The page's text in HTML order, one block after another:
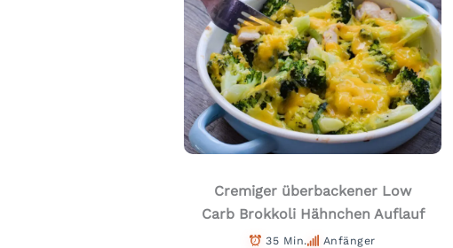
Cremiger überbackener Low
Carb Brokkoli Hähnchen Auflauf
35 Min. Anfänger